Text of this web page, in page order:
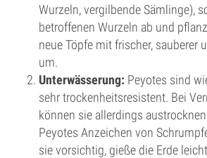
Wurzeln, vergilbende Sämlinge),
betroffenen Wurzeln ab und
neue Töpfe mit frischer, sauberer
um.
Unterwässerung: Peyotes sind
sehr trockenheitsresistent. Bei
können sie allerdings
Peyotes Anzeichen von
sie vorsichtig, gieße die Erde